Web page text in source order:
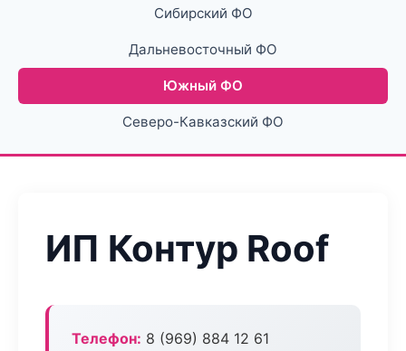
Сибирский ФО
Дальневосточный ФО
Южный ФО
Северо-Кавказский ФО
ИП Контур Roof
Телефон: 8 (969) 884 12 61